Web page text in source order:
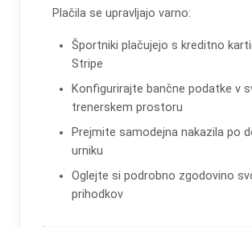
Plačila se upravljajo varno:
Športniki plačujejo s kreditno
Stripe
Konfigurirajte bančne podatke v
trenerskem prostoru
Prejmite samodejna nakazila po
urniku
Oglejte si podrobno zgodovino
prihodkov